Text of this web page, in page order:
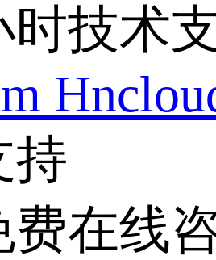
时技术
持
费在线